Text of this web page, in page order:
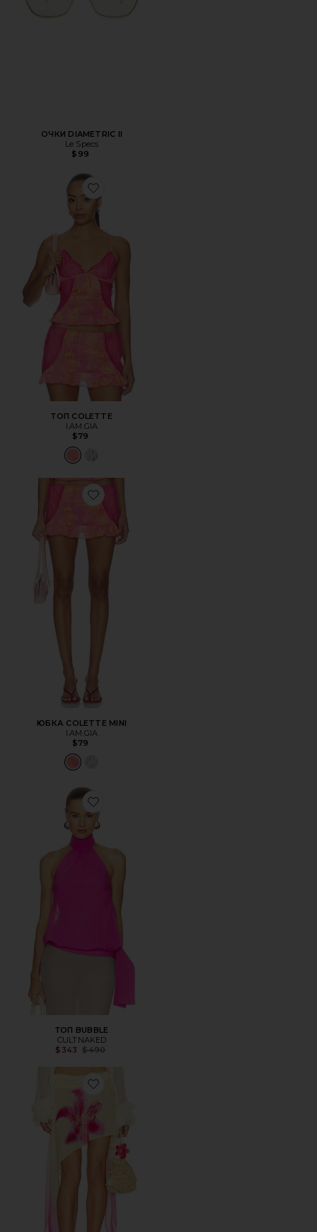
ОЧКИ DIAMETRIC II
Le Specs
$99
Favorite ТОП COLETTE
ТОП COLETTE
I.AM.GIA
$79
Favorite ЮБКА COLETTE MINI
ЮБКА COLETTE MINI
I.AM.GIA
$79
Favorite ТОП BUBBLE
ТОП BUBBLE
CULTNAKED
$343
Previous price:
$490
Favorite ЮБКА МИДИ JULIANA